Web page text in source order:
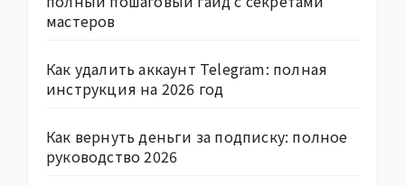
мастеров
Как удалить аккаунт Telegram: полная
инструкция на 2026 год
Как вернуть деньги за подписку: полное
руководство 2026